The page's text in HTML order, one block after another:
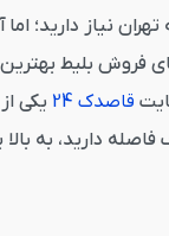
نیاز دارید؛
بلیط بهترین
قاصدک 24
یکی
دارید، به